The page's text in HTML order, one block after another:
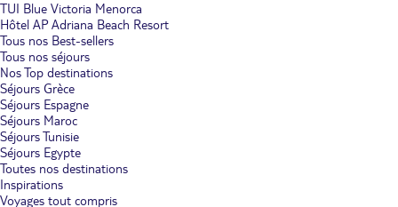
TUI Blue Victoria Menorca
Hôtel AP Adriana Beach Resort
Tous nos Best-sellers
Tous nos séjours
Nos Top destinations
Séjours Grèce
Séjours Espagne
Séjours Maroc
Séjours Tunisie
Séjours Egypte
Toutes nos destinations
Inspirations
Voyages tout compris